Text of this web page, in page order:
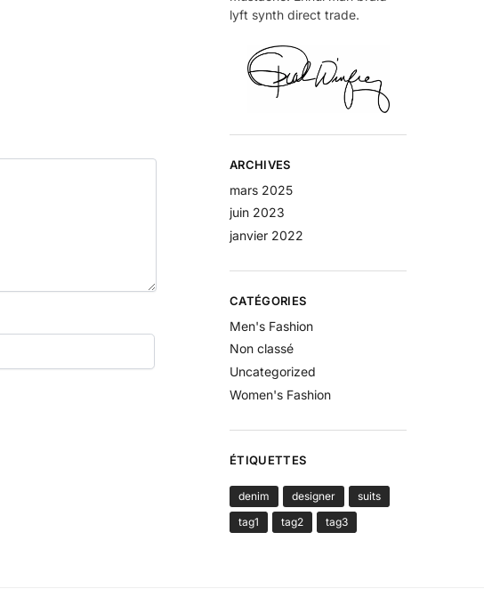
lyft synth direct trade.
ARCHIVES
mars 2025
juin 2023
janvier 2022
CATÉGORIES
Men's Fashion
Non classé
Uncategorized
Women's Fashion
ÉTIQUETTES
denim designer
suits
tag1
tag2 tag3